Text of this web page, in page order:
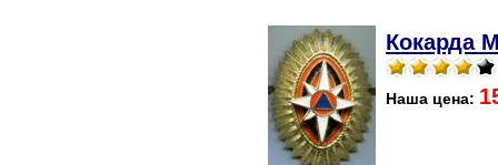
Кокарда
Наша цена: